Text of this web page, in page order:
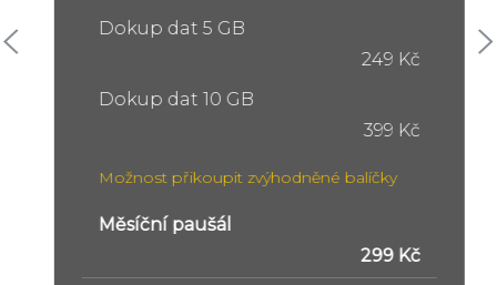
Dokup dat 5 GB
249 Kč
Dokup dat 10 GB
399 Kč
Možnost přikoupit zvýhodněné balíčky
Měsíční paušál
299 Kč